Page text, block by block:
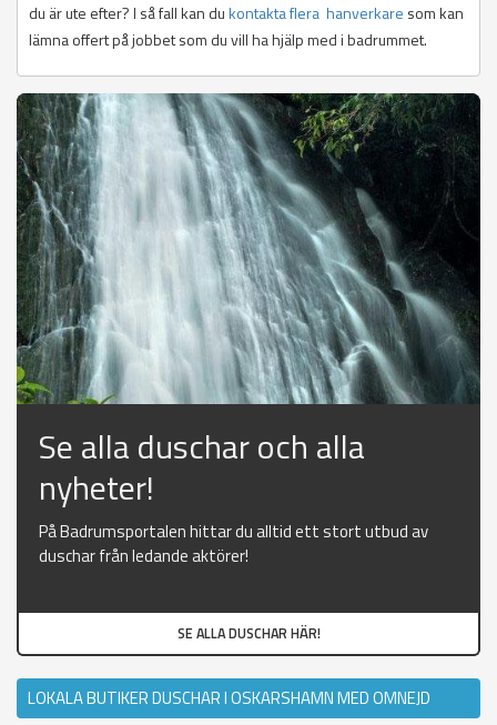
du är ute efter? I så fall kan dukontakta flera hanverkare som kan
lämna offert på jobbet som du vill ha hjälp med i badrummet.
Se alla duschar och alla
nyheter!
På Badrumsportalen hittar du alltid ett stort utbud av
duschar från ledande aktörer!
SE ALLA DUSCHAR HÄR!
LOKALA BUTIKER DUSCHAR I OSKARSHAMN MED OMNEJD